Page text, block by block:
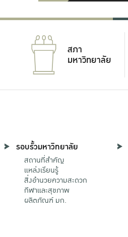
สภา
มหาวิทยาลัย
รอบรั้วมหาวิทยาลัย
สถานที่สำคัญ
แหล่งเรียนรู้
สิ่งอำนวยความสะดวก
กีฬาและสุขภาพ
ผลิตภัณฑ์ มก.